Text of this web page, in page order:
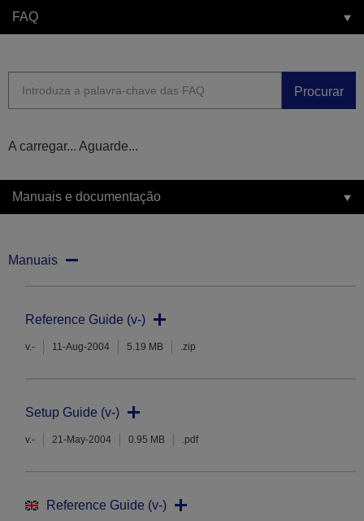
FAQ
Procurar
A carregar... Aguarde...
Manuais e documentação
Manuais
Reference Guide (v-)
v.- 11-Aug-2004 5.19 MB .zip
Setup Guide (v-)
v.- 21-May-2004 0.95 MB .pdf
Reference Guide (v-)